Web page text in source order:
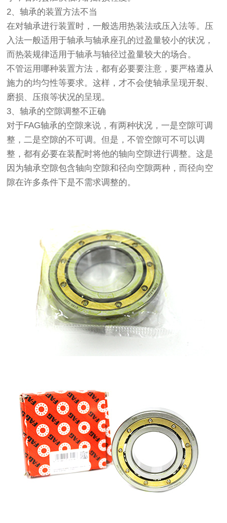
2、轴承的装置方法不当
在对轴承进行装置时，一般选用热装法或压入法等。压
入法一般适用于轴承与轴承座孔的过盈量较小的状况，
而热装规律适用于轴承与轴径过盈量较大的场合。
不管运用哪种装置方法，都有必要要注意，要严格遵从
施力的均匀性等要求。这样，才不会使轴承呈现开裂、
磨损、压痕等状况的呈现。
3、轴承的空隙调整不正确
对于FAG轴承的空隙来说，有两种状况，一是空隙可调
整，二是空隙的不可调。但是，不管空隙可不可以调
整，都有必要在装配时将他的轴向空隙进行调整。这是
因为轴承空隙包含轴向空隙和径向空隙两种，而径向空
隙在许多条件下是不需求调整的。